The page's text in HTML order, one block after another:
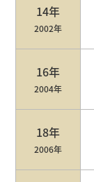
14年
2002年
16年
2004年
18年
2006年